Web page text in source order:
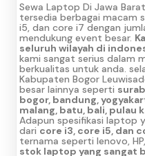
Sewa Laptop Di Jawa
tersedia berbagai macam
i5, dan core i7 dengan
mendukung event besar.
seluruh wilayah di
kami sangat serius dalam
berkualitas untuk anda.
Kabupaten Bogor
besar lainnya seperti
bogor, bandung,
malang, batu, bali, pulau
Adapun spesifikasi laptop
dari core i3, core i5, dan
ternama seperti lenovo,
stok laptop yang sangat